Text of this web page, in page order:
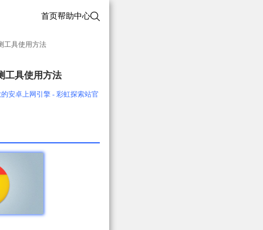
首页帮助中心
工具使用方法
工具使用方法
安卓上网引擎 - 彩虹探索站官